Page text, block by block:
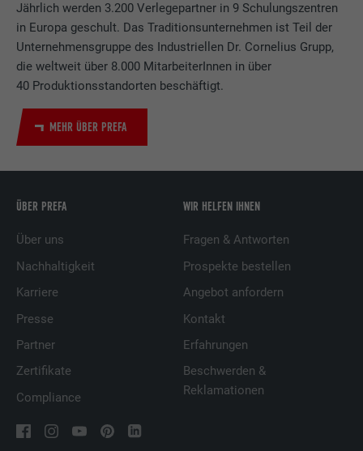
Jährlich werden 3.200 Verlegepartner in 9 Schulungszentren
in Europa geschult. Das Traditionsunternehmen ist Teil der
Unternehmensgruppe des Industriellen Dr. Cornelius Grupp,
die weltweit über 8.000 MitarbeiterInnen in über
40 Produktionsstandorten beschäftigt.
MEHR ÜBER PREFA
ÜBER PREFA
Über uns
Nachhaltigkeit
Karriere
Presse
Partner
Zertifikate
Compliance
WIR HELFEN IHNEN
Fragen & Antworten
Prospekte bestellen
Angebot anfordern
Kontakt
Erfahrungen
Beschwerden &
Reklamationen